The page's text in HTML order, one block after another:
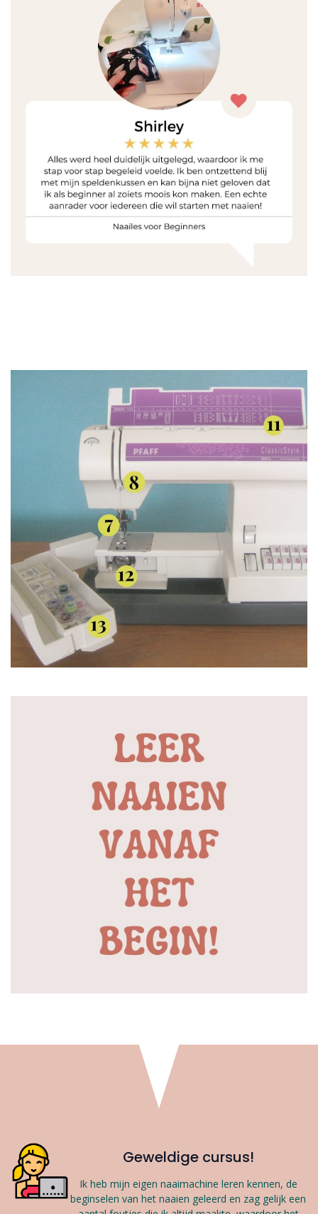
Geweldige cursus!
Ik heb mijn eigen naaimachine leren kennen, de
beginselen van het naaien geleerd en zag gelijk een